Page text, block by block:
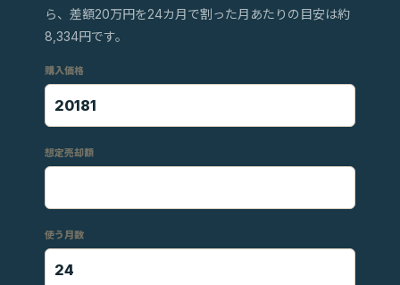
ら、差額20万円を24カ月で割った月あたりの目安は約
8,334円です。
購入価格
想定売却額
使う月数